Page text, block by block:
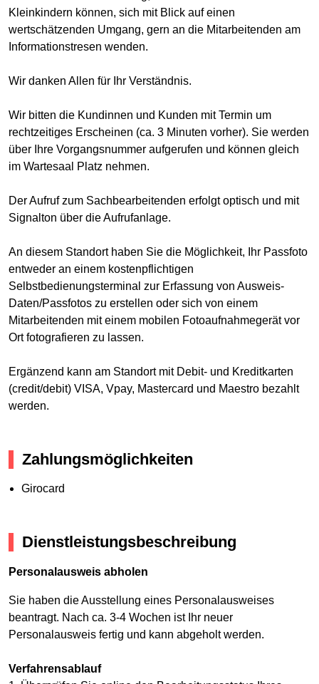
Kleinkindern können, sich mit Blick auf einen
wertschätzenden Umgang, gern an die Mitarbeitenden am
Informationstresen wenden.
Wir danken Allen für Ihr Verständnis.
Wir bitten die Kundinnen und Kunden mit Termin um
rechtzeitiges Erscheinen (ca. 3 Minuten vorher). Sie werden
über Ihre Vorgangsnummer aufgerufen und können gleich
im Wartesaal Platz nehmen.
Der Aufruf zum Sachbearbeitenden erfolgt optisch und mit
Signalton über die Aufrufanlage.
An diesem Standort haben Sie die Möglichkeit, Ihr Passfoto
entweder an einem kostenpflichtigen
Selbstbedienungsterminal zur Erfassung von Ausweis-
Daten/Passfotos zu erstellen oder sich von einem
Mitarbeitenden mit einem mobilen Fotoaufnahmegerät vor
Ort fotografieren zu lassen.
Ergänzend kann am Standort mit Debit- und Kreditkarten
(credit/debit) VISA, Vpay, Mastercard und Maestro bezahlt
werden.
Zahlungsmöglichkeiten
Girocard
Dienstleistungsbeschreibung
Personalausweis abholen
Sie haben die Ausstellung eines Personalausweises
beantragt. Nach ca. 3-4 Wochen ist Ihr neuer
Personalausweis fertig und kann abgeholt werden.
Verfahrensablauf